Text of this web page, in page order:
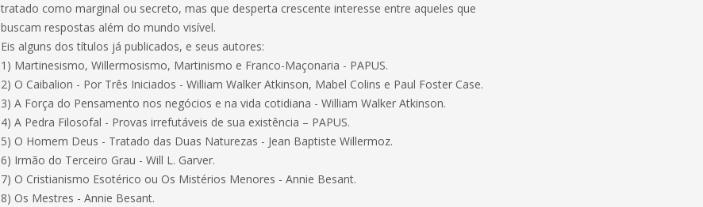
tratado como marginal ou secreto, mas que desperta crescente interesse entre aqueles que
buscam respostas além do mundo visível.
Eis alguns dos títulos já publicados, e seus autores:
1) Martinesismo, Willermosismo, Martinismo e Franco-Maçonaria - PAPUS.
2) O Caibalion - Por Três Iniciados - William Walker Atkinson, Mabel Colins e Paul Foster Case.
3) A Força do Pensamento nos negócios e na vida cotidiana - William Walker Atkinson.
4) A Pedra Filosofal - Provas irrefutáveis de sua existência – PAPUS.
5) O Homem Deus - Tratado das Duas Naturezas - Jean Baptiste Willermoz.
6) Irmão do Terceiro Grau - Will L. Garver.
7) O Cristianismo Esotérico ou Os Mistérios Menores - Annie Besant.
8) Os Mestres - Annie Besant.